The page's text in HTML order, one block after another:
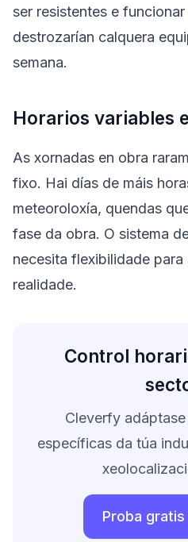
ser resistentes e
destrozarían calquera
semana.
Horarios variables
As xornadas en obra
fixo. Hai días de máis
meteoroloxía, quendas
fase da obra. O sistema
necesita flexibilidade para
realidade.
Control
Cleverfy
específicas da túa
Proba